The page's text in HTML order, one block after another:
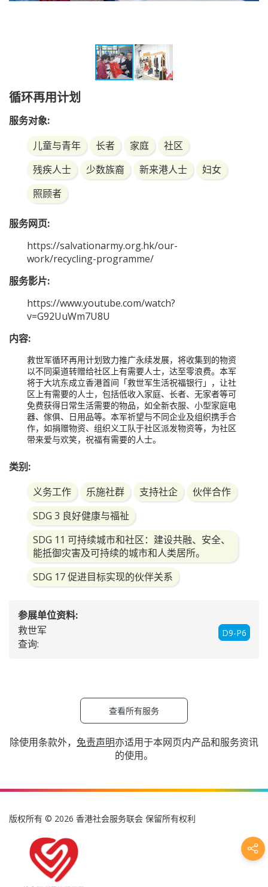
循环再用计划
服务对象:
儿童与青年
长者 家庭
社区
残疾人士
少数族裔 新来港人士
妇女
照顾者
服务网页:
https://salvationarmy.org.hk/our-
work/recycling-programme/
服务影片:
https://www.youtube.com/watch?
v=G92UuWm7U8U
内容:
救世军循环再用计划致力推广永续发展，将收集到的物资
以不同渠道转赠给社区上有需要人士，达至零浪费。本军
将于大坑东成立香港首间「救世军生活祝福银行」，让社
区上有需要的人士，包括低收入家庭、长者、无家者等可
免费获得日常生活需要的物品，如全新衣服、小型家庭电
器、傢俱、日用品等。本军祈望与不同企业及组织携手合
作，如捐赠物资、组织义工队于社区派发物资等，为社区
带来爱与欢笑，祝福有需要的人士。
类别:
义务工作
乐施社群 支持社企
伙伴合作
SDG 3 良好健康与福祉
SDG 11 可持续城市和社区：建设共融、安全、
能抵御灾害及可持续的城市和人类居所。
SDG 17 促进目标实现的伙伴关系
参展单位资料:
D9-P6
救世军
查询:
查看所有服务
除使用条款外， 免责声明亦适用于本网页内产品和服务资讯
的使用。
版权所有 © 2026 香港社会服务联会 保留所有权利